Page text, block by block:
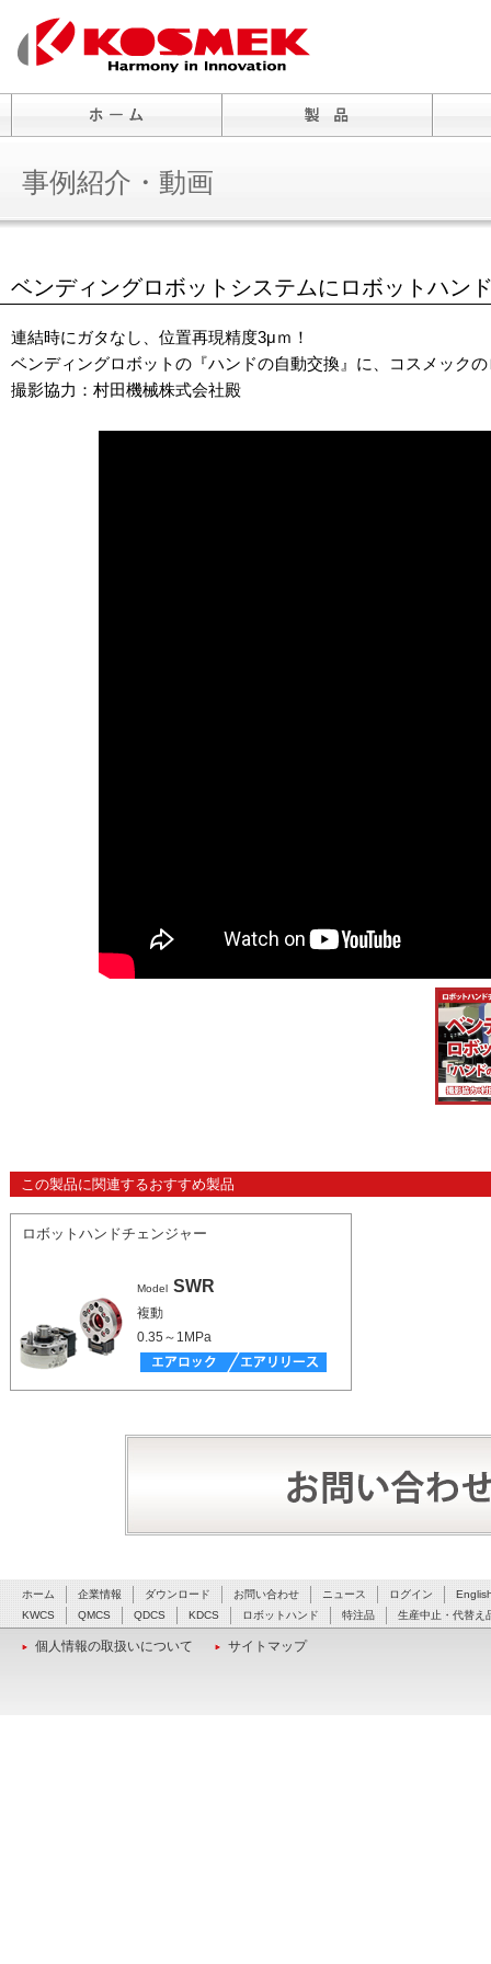
事例紹介・動画
ベンディングロボットシステムにロボットハン
連結時にガタなし、位置再現精度3μｍ！
ベンディングロボットの『ハンドの自動交換』に、コスメック
撮影協力：村田機械株式会社殿
この製品に関連するおすすめ製品
ロボットハンドチェンジャー
Model SWR
複動
0.35～1MPa
ホーム 企業情報 ダウンロード お問い合わせ ニュース ログイン
KWCS
QMCS QDCS KDCS ロボットハンド 特注品 生産中止・代替え
個人情報の取扱いについて サイトマップ